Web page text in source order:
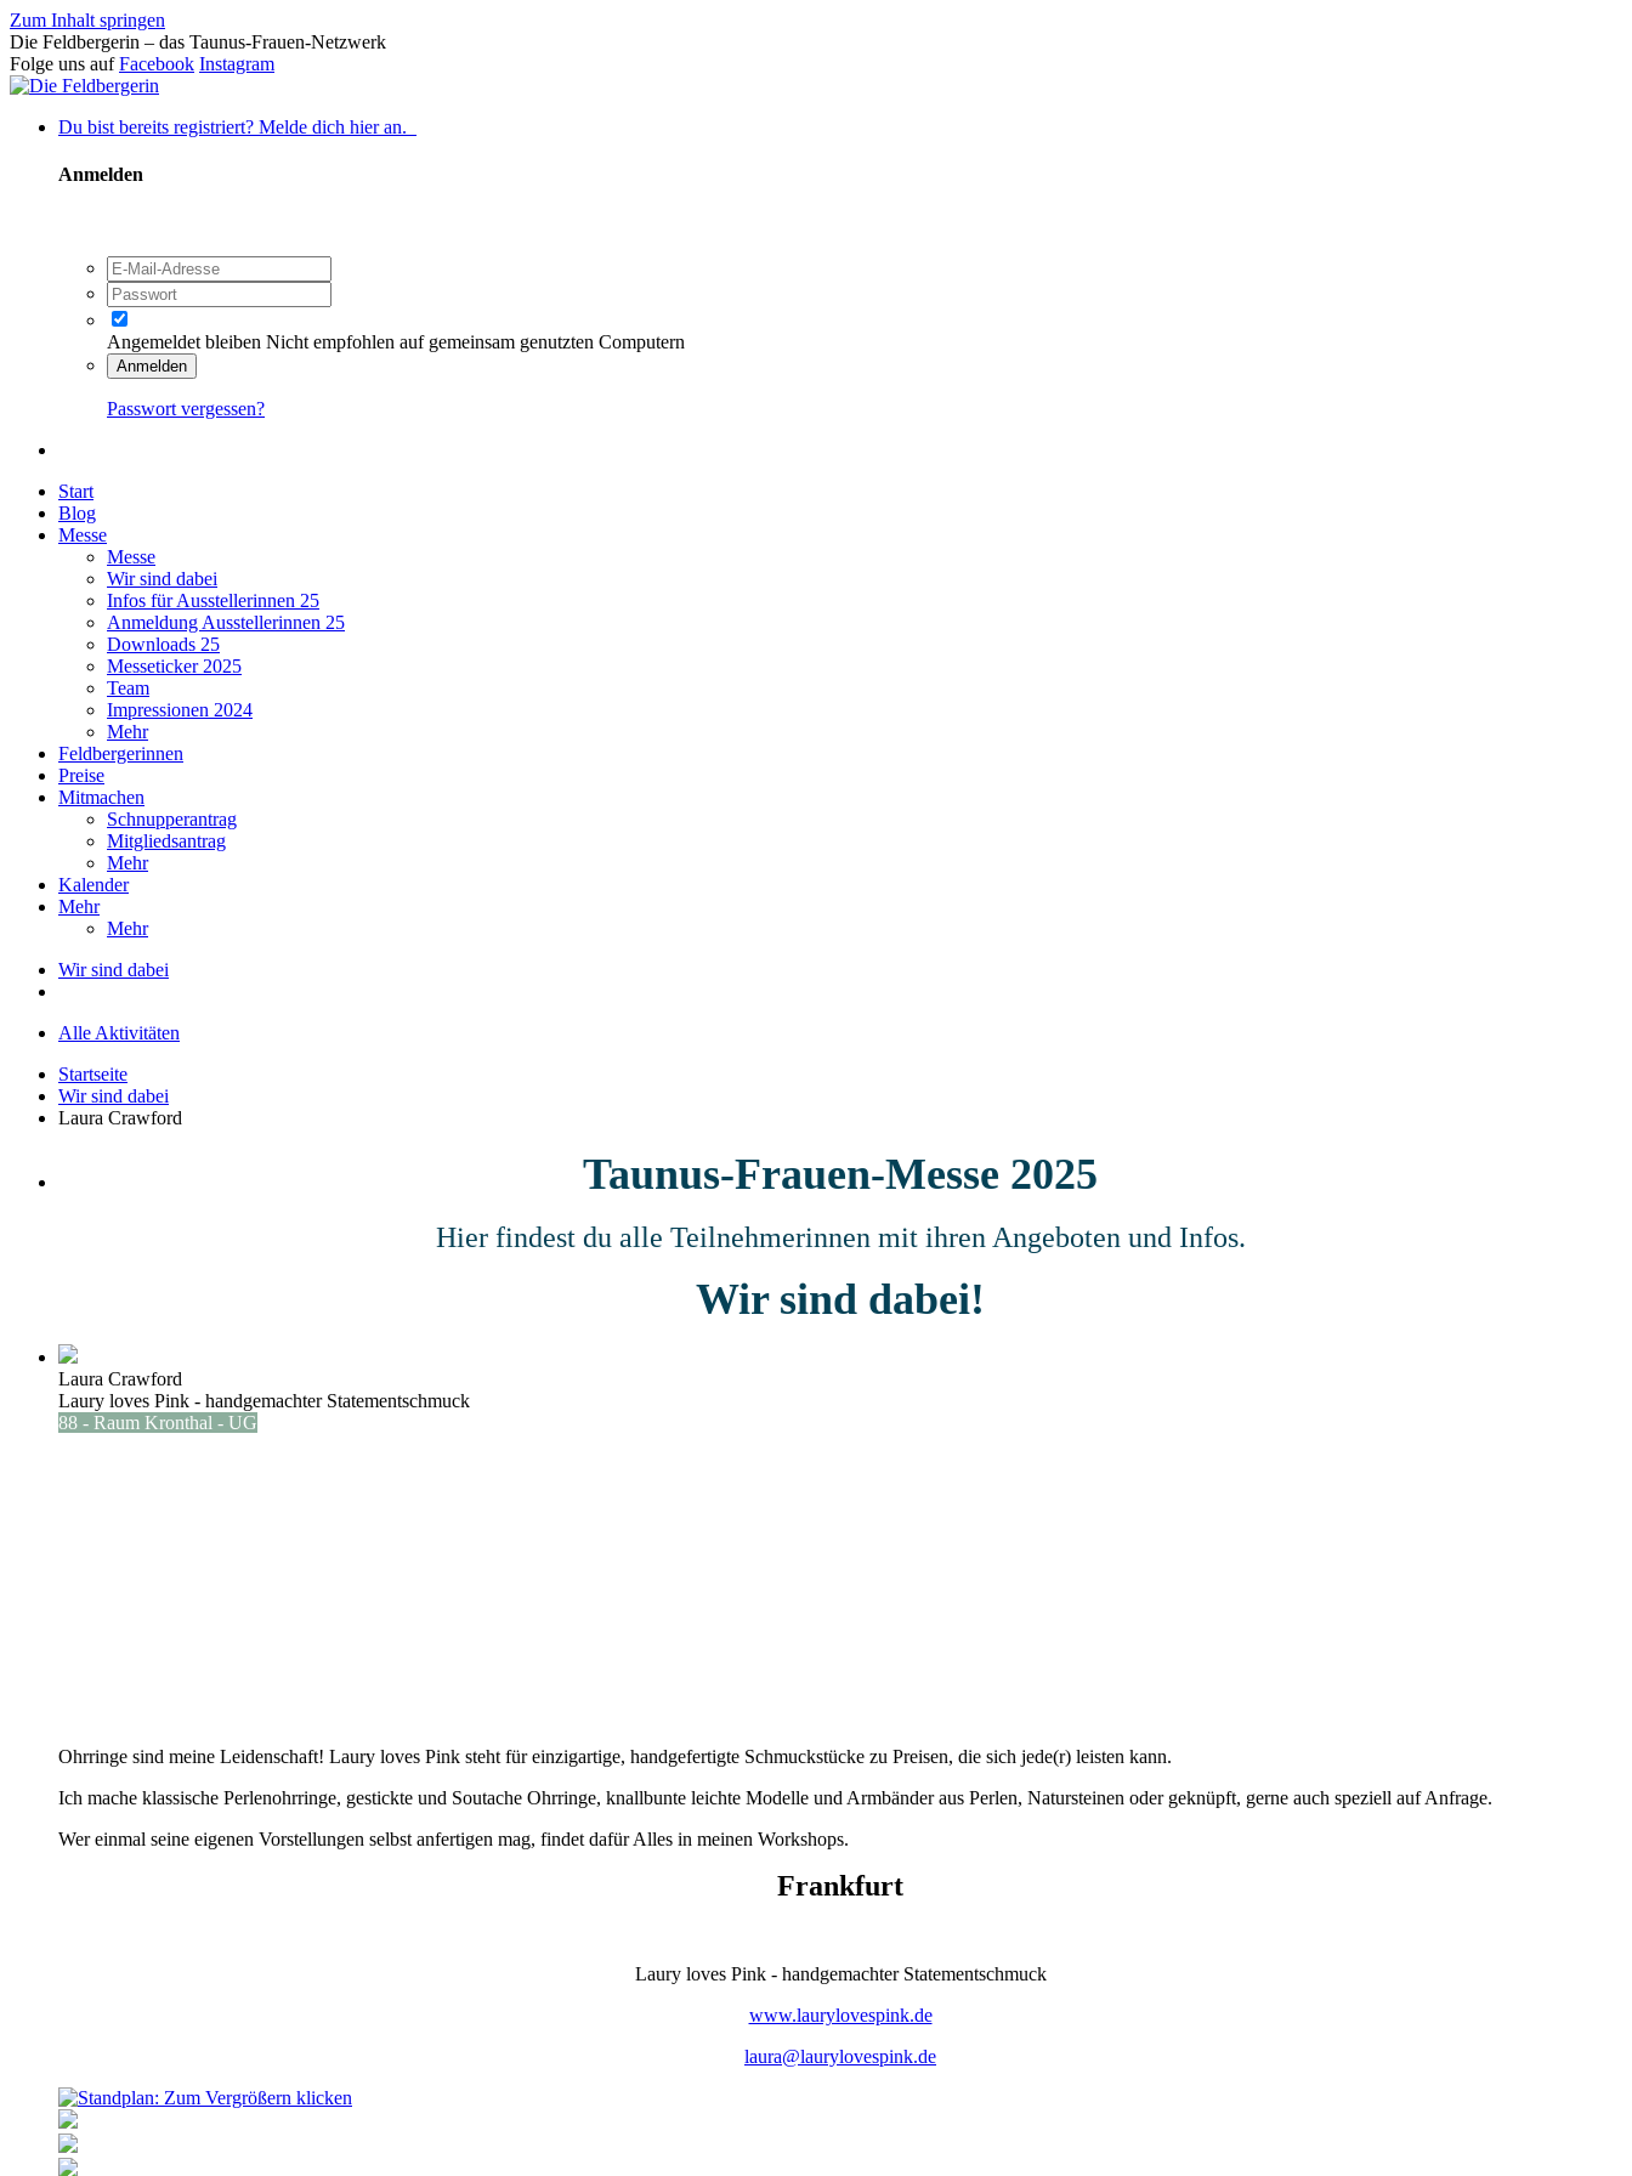
Zum Inhalt springen
Die Feldbergerin – das Taunus-Frauen-Netzwerk
Folge uns aufFacebook Instagram
Du bist bereits registriert? Melde dich hier an.
Anmelden
Angemeldet bleiben Nicht empfohlen auf gemeinsam genutzten Computern
Anmelden
Passwort vergessen?
Start
Blog
Messe
Messe
Wir sind dabei
Infos für Ausstellerinnen 25
Anmeldung Ausstellerinnen 25
Downloads 25
Messeticker 2025
Team
Impressionen 2024
Mehr
Feldbergerinnen
Preise
Mitmachen
Schnupperantrag
Mitgliedsantrag
Mehr
Kalender
Mehr
Mehr
Wir sind dabei
Alle Aktivitäten
Startseite
Wir sind dabei
Laura Crawford
Taunus-Frauen-Messe 2025
Hier findest du alle Teilnehmerinnen mit ihren Angeboten und Infos.
Wir sind dabei!
Laura Crawford
Laury loves Pink - handgemachter Statementschmuck
88 - Raum Kronthal - UG
Ohrringe sind meine Leidenschaft! Laury loves Pink steht für einzigartige, handgefertigte Schmuckstücke zu Preisen, die sich jede(r) leisten kann.
Ich mache klassische Perlenohrringe, gestickte und Soutache Ohrringe, knallbunte leichte Modelle und Armbänder aus Perlen, Natursteinen oder geknüpft, gerne auch speziell auf Anfrage.
Wer einmal seine eigenen Vorstellungen selbst anfertigen mag, findet dafür Alles in meinen Workshops.
Frankfurt
Laury loves Pink - handgemachter Statementschmuck
www.laurylovespink.de
laura@laurylovespink.de